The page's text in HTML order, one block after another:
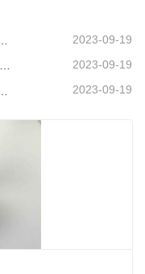
2023-09-19
6 से 8 सितंबर तक, हार्मनी केमिकल लिमिटेड को कोटिंग्स ट्रेंड्स एंड टेक्नोलॉजी समिट (सीटीटी) में प्रदर्शन के लिए आमंत्रित किया गया था। 2023-09-19
2023-09-19